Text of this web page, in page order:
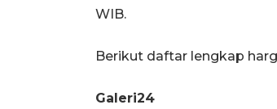
WIB.
Berikut daftar lengkap
Galeri24